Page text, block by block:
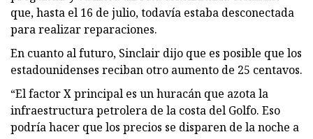
que, hasta el 16 de julio, todavía estaba desconectada
para realizar reparaciones.
En cuanto al futuro, Sinclair dijo que es posible que los
estadounidenses reciban otro aumento de 25 centavos.
“El factor X principal es un huracán que azota la
infraestructura petrolera de la costa del Golfo. Eso
podría hacer que los precios se disparen de la noche a